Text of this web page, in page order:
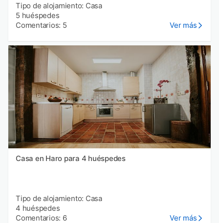
Tipo de alojamiento: Casa
5 huéspedes
Comentarios: 5
Ver más
Casa en Haro para 4 huéspedes
Tipo de alojamiento: Casa
4 huéspedes
Comentarios: 6
Ver más